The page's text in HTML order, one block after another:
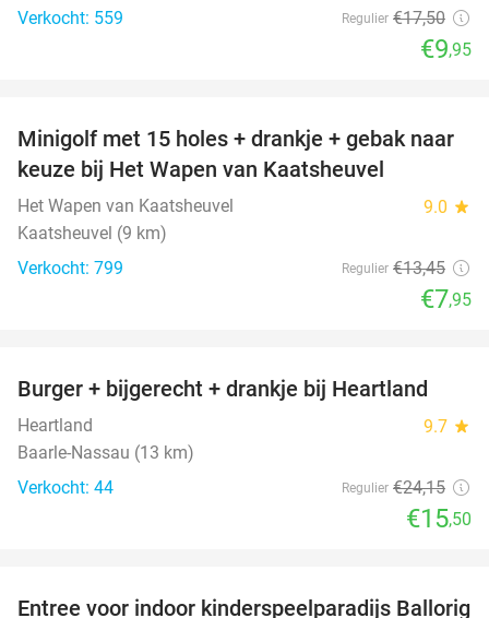
Verkocht: 559
Regulier €17,50
€9,95
41%
Minigolf met 15 holes + drankje + gebak naar
keuze bij Het Wapen van Kaatsheuvel
Het Wapen van Kaatsheuvel 9.0 star
Kaatsheuvel (9 km)
Verkocht: 799
Regulier €13,45
€7,95
36%
Burger + bijgerecht + drankje bij Heartland
Heartland 9.7 star
Baarle-Nassau (13 km)
Verkocht: 44
Regulier €24,15
€15,50
Entree voor indoor kinderspeelparadijs Ballorig